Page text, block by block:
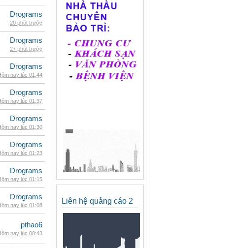
Drograms
20 phút trước
Drograms
27 phút trước
Drograms
nay lúc 01:44
Drograms
nay lúc 01:37
Drograms
nay lúc 01:30
Drograms
nay lúc 01:23
Drograms
nay lúc 01:15
Drograms
nay lúc 01:08
pthao6
nay lúc 00:43
Liên hệ quảng cáo 2